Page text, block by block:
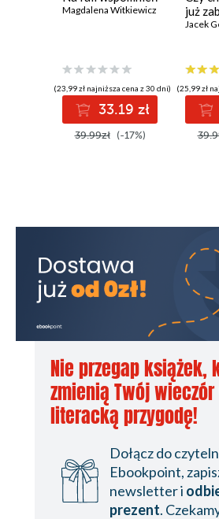
Magdalena Witkiewicz
(23,99 zł najniższa cena z 30 dni)
33.19 zł
39.99zł (-17%)
już
Jacek
(25,99 zł
Nie przegap książek,
zmienią Twój
literacką przygodę!
Dołącz do
Ebookpoint,
newsletter i
prezent.